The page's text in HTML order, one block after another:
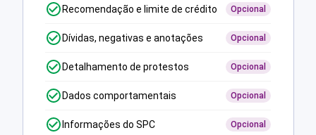
Recomendação e limite de crédito Opcional
Dívidas, negativas e anotações Opcional
Detalhamento de protestos Opcional
Dados comportamentais Opcional
Informações do SPC Opcional